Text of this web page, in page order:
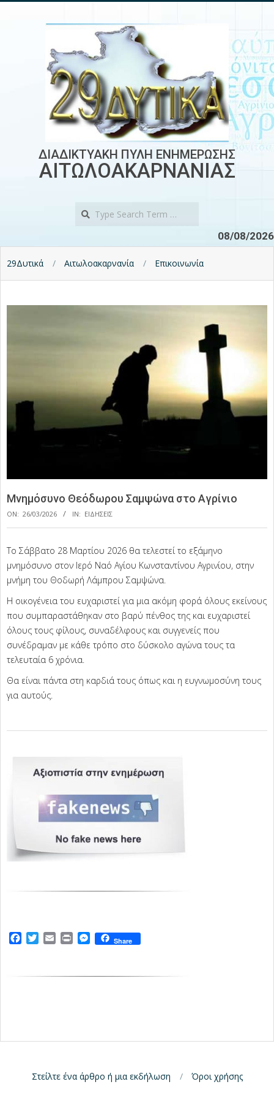
ΔΙΑΔΙΚΤΥΑΚΗ ΠΥΛΗ ΕΝΗΜΕΡΩΣΗΣ
ΑΙΤΩΛΟΑΚΑΡΝΑΝΙΑΣ
08/08/2026
29Δυτικά Αιτωλοακαρνανία Επικοινωνία
Μνημόσυνο Θεόδωρου Σαμψώνα στο Αγρίνιο
ON: 26/03/2026 IN: ΕΙΔΗΣΕΙΣ
Το Σάββατο 28 Μαρτίου 2026 θα τελεστεί το εξάμηνο
μνημόσυνο στον Ιερό Ναό Αγίου Κωνσταντίνου Αγρινίου, στην
μνήμη του Θοδωρή Λάμπρου Σαμψώνα.
Η οικογένεια του ευχαριστεί για μια ακόμη φορά όλους εκείνους
που συμπαραστάθηκαν στο βαρύ πένθος της και ευχαριστεί
όλους τους φίλους, συναδέλφους και συγγενείς που
συνέδραμαν με κάθε τρόπο στο δύσκολο αγώνα τους τα
τελευταία 6 χρόνια.
Θα είναι πάντα στη καρδιά τους όπως και η ευγνωμοσύνη τους
για αυτούς.
Facebook
TwitterEmailPrintMessenger
Share
Στείλτε ένα άρθρο ή μια εκδήλωση Όροι χρήσης